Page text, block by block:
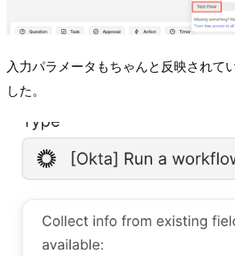
入力パラメータもちゃんと反映されて
した。